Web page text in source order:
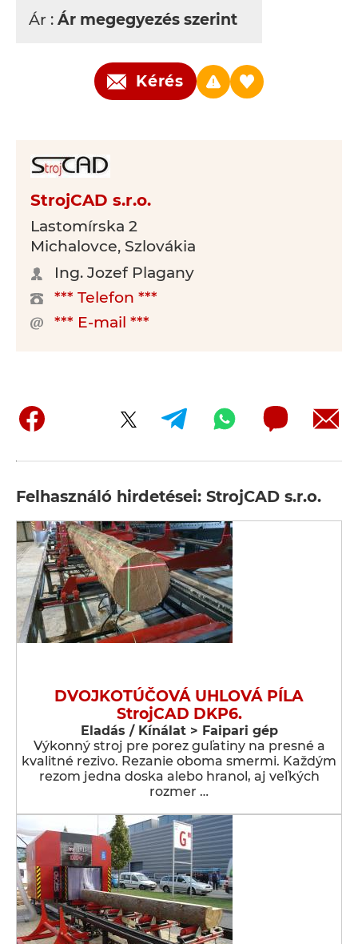
Ár : Ár megegyezés szerint
Kérés
StrojCAD s.r.o.
Lastomírska 2
Michalovce, Szlovákia
Ing. Jozef Plagany
*** Telefon ***
*** E-mail ***
Felhasználó hirdetései: StrojCAD s.r.o.
DVOJKOTÚČOVÁ UHLOVÁ PÍLA
StrojCAD DKP6.
Eladás / Kínálat > Faipari gép
Výkonný stroj pre porez guľatiny na presné a
kvalitné rezivo. Rezanie oboma smermi. Každým
rezom jedna doska alebo hranol, aj veľkých
rozmer …